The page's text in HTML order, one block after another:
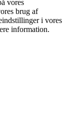
vores
brug af
i vores
information.